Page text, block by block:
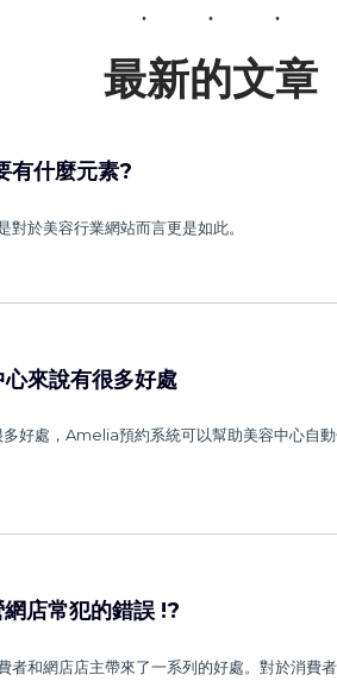
最新的文章
有什麼元素?
於美容行業網站而言更是如此。
來說有很多好處
好處，Amelia預約系統可以幫助美容中心自
店常犯的錯誤 !?
者和網店店主帶來了一系列的好處。對於消費